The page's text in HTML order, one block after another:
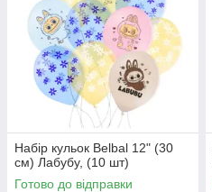
Набір кульок Belbal 12" (30
см) Лабубу, (10 шт)
Готово до відправки